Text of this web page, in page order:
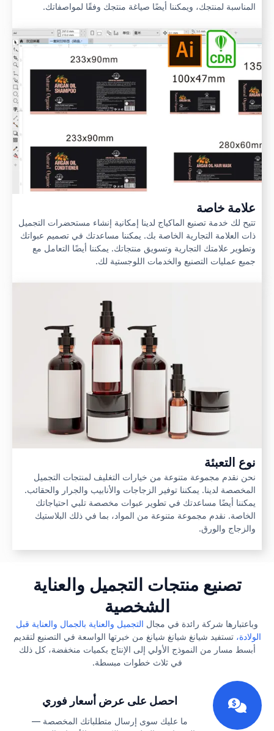
المناسبة لمنتجك، ويمكننا أيضًا صياغة منتجك وفقًا لمواصفاتك.
علامة خاصة
تتيح لك خدمة تصنيع الماكياج لدينا إمكانية إنشاء مستحضرات التجميل
ذات العلامة التجارية الخاصة بك. يمكننا مساعدتك في تصميم عبواتك
وتطوير علامتك التجارية وتسويق منتجاتك. يمكننا أيضًا التعامل مع
جميع عمليات التصنيع والخدمات اللوجستية لك.
نوع التعبئة
نحن نقدم مجموعة متنوعة من خيارات التغليف لمنتجات التجميل
المخصصة لدينا. يمكننا توفير الزجاجات والأنابيب والجرار والحقائب.
يمكننا أيضًا مساعدتك في تطوير عبوات مخصصة تلبي احتياجاتك
الخاصة. نقدم مجموعة متنوعة من المواد، بما في ذلك البلاستيك
والزجاج والورق.
تصنيع منتجات التجميل والعناية
الشخصية
وباعتبارها شركة رائدة في مجال التجميل والعناية بالجمال والعناية قبل
الولادة، تستفيد شيانغ شيانغ شيانغ من خبرتها الواسعة في التصنيع لتقديم
أبسط مسار من النموذج الأولي إلى الإنتاج بكميات منخفضة، كل ذلك
في ثلاث خطوات مبسطة.
احصل على عرض أسعار فوري
ما عليك سوى إرسال متطلباتك المخصصة —